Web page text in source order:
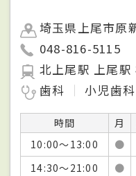
埼玉県上尾市原
048-816-5115
北上尾駅 上尾駅
歯科
小児歯科
時間 月
10:00～13:00
●
14:30～21:00
●